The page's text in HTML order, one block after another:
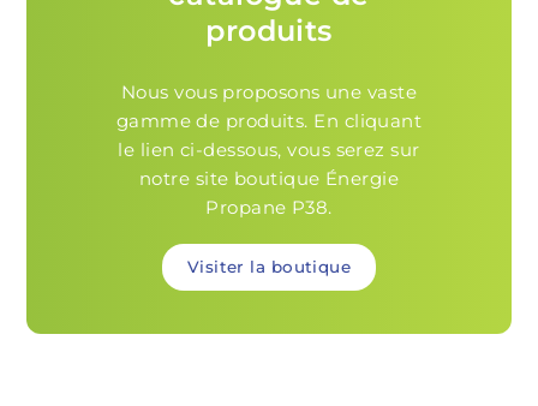
produits
Nous vous proposons une vaste
gamme de produits. En cliquant
le lien ci-dessous, vous serez sur
notre site boutique Énergie
Propane P38.
Visiter la boutique